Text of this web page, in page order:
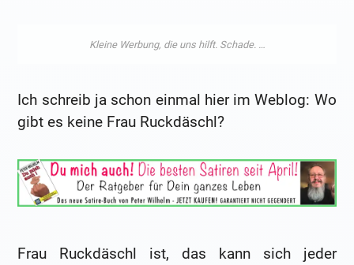
Ich schreib ja schon einmal hier im Weblog: Wo
gibt es keine Frau Ruckdäschl?
Frau Ruckdäschl ist, das kann sich jeder